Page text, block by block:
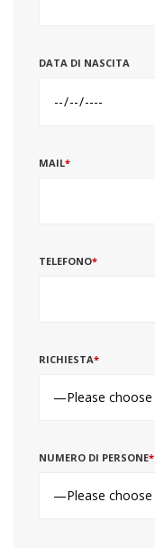
DATA DI NASCITA
MAIL*
TELEFONO*
RICHIESTA*
NUMERO DI PERSONE*